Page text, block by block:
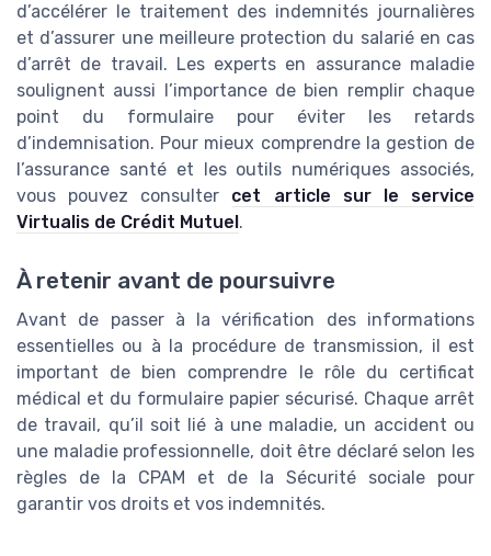
d’accélérer le traitement des indemnités journalières
et d’assurer une meilleure protection du salarié en cas
d’arrêt de travail. Les experts en assurance maladie
soulignent aussi l’importance de bien remplir chaque
point du formulaire pour éviter les retards
d’indemnisation. Pour mieux comprendre la gestion de
l’assurance santé et les outils numériques associés,
vous pouvez consulter cet article sur le service
Virtualis de Crédit Mutuel .
À retenir avant de poursuivre
Avant de passer à la vérification des informations
essentielles ou à la procédure de transmission, il est
important de bien comprendre le rôle du certificat
médical et du formulaire papier sécurisé. Chaque arrêt
de travail, qu’il soit lié à une maladie, un accident ou
une maladie professionnelle, doit être déclaré selon les
règles de la CPAM et de la Sécurité sociale pour
garantir vos droits et vos indemnités.